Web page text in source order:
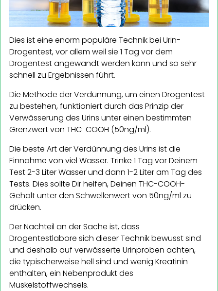
Dies ist eine enorm populäre Technik bei Urin-
Drogentest, vor allem weil sie 1 Tag vor dem
Drogentest angewandt werden kann und so sehr
schnell zu Ergebnissen führt.
Die Methode der Verdünnung, um einen Drogentest
zu bestehen, funktioniert durch das Prinzip der
Verwässerung des Urins unter einen bestimmten
Grenzwert von THC-COOH (50ng/ml).
Die beste Art der Verdünnung des Urins ist die
Einnahme von viel Wasser. Trinke 1 Tag vor Deinem
Test 2-3 Liter Wasser und dann 1-2 Liter am Tag des
Tests. Dies sollte Dir helfen, Deinen THC-COOH-
Gehalt unter den Schwellenwert von 50ng/ml zu
drücken.
Der Nachteil an der Sache ist, dass
Drogentestlabore sich dieser Technik bewusst sind
und deshalb auf verwässerte Urinproben achten,
die typischerweise hell sind und wenig Kreatinin
enthalten, ein Nebenprodukt des
Muskelstoffwechsels.